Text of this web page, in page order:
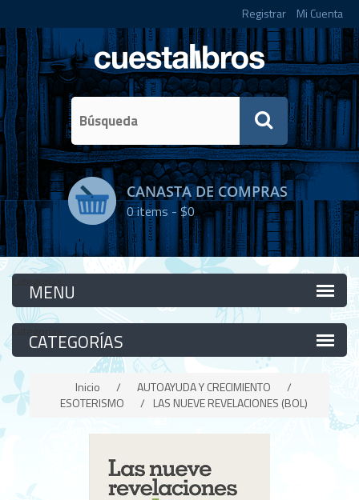
Registrar Mi Cuenta
CANASTA DE COMPRAS
0items -$0
Categorías
Categorías
Inicio / AUTOAYUDA Y CRECIMIENTO
/
ESOTERISMO
/ LAS NUEVE REVELACIONES (BOL)